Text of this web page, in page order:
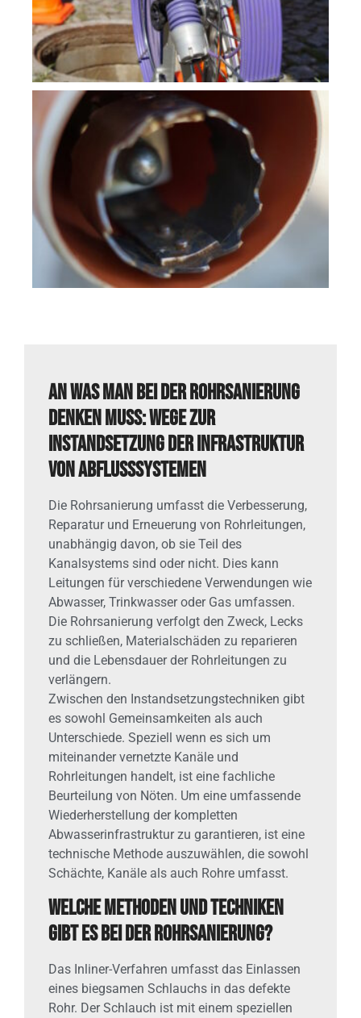
An was man bei der Rohrsanierung
denken muss: Wege zur
Instandsetzung der Infrastruktur
von Abflusssystemen
Die Rohrsanierung umfasst die Verbesserung,
Reparatur und Erneuerung von Rohrleitungen,
unabhängig davon, ob sie Teil des
Kanalsystems sind oder nicht. Dies kann
Leitungen für verschiedene Verwendungen wie
Abwasser, Trinkwasser oder Gas umfassen.
Die Rohrsanierung verfolgt den Zweck, Lecks
zu schließen, Materialschäden zu reparieren
und die Lebensdauer der Rohrleitungen zu
verlängern.
Zwischen den Instandsetzungstechniken gibt
es sowohl Gemeinsamkeiten als auch
Unterschiede. Speziell wenn es sich um
miteinander vernetzte Kanäle und
Rohrleitungen handelt, ist eine fachliche
Beurteilung von Nöten. Um eine umfassende
Wiederherstellung der kompletten
Abwasserinfrastruktur zu garantieren, ist eine
technische Methode auszuwählen, die sowohl
Schächte, Kanäle als auch Rohre umfasst.
Welche Methoden und Techniken
gibt es bei der Rohrsanierung?
Das Inliner-Verfahren umfasst das Einlassen
eines biegsamen Schlauchs in das defekte
Rohr. Der Schlauch ist mit einem speziellen